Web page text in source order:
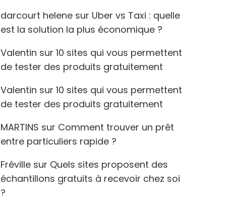
darcourt helene sur Uber vs Taxi : quelle
est la solution la plus économique ?
Valentin sur 10 sites qui vous permettent
de tester des produits gratuitement
Valentin sur 10 sites qui vous permettent
de tester des produits gratuitement
MARTINS sur Comment trouver un prêt
entre particuliers rapide ?
Fréville sur Quels sites proposent des
échantillons gratuits à recevoir chez soi
?